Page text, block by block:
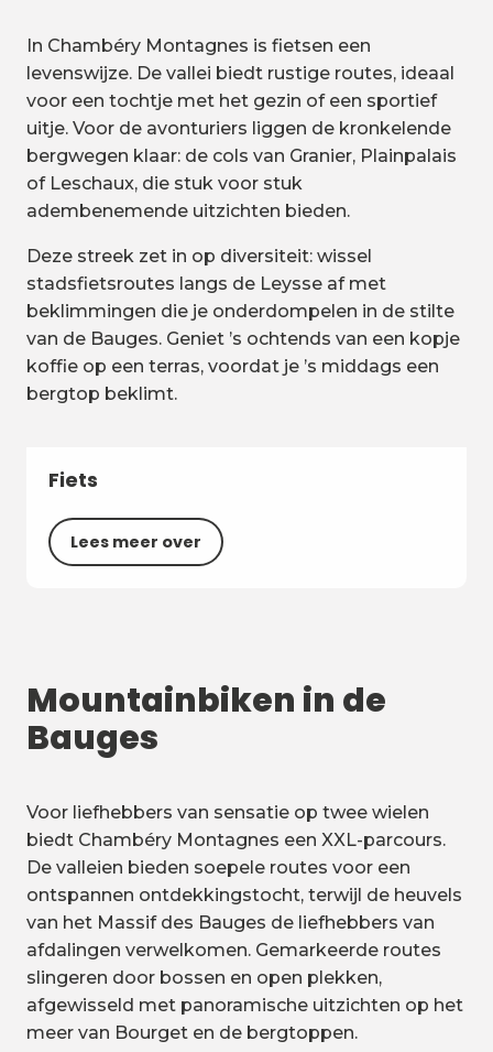
In Chambéry Montagnes is fietsen een
levenswijze. De vallei biedt rustige routes, ideaal
voor een tochtje met het gezin of een sportief
uitje. Voor de avonturiers liggen de kronkelende
bergwegen klaar: de cols van Granier, Plainpalais
of Leschaux, die stuk voor stuk
adembenemende uitzichten bieden.
Deze streek zet in op diversiteit: wissel
stadsfietsroutes langs de Leysse af met
beklimmingen die je onderdompelen in de stilte
van de Bauges. Geniet ’s ochtends van een kopje
koffie op een terras, voordat je ’s middags een
bergtop beklimt.
Fiets
Lees meer over
Mountainbiken in de
Bauges
Voor liefhebbers van sensatie op twee wielen
biedt Chambéry Montagnes een XXL-parcours.
De valleien bieden soepele routes voor een
ontspannen ontdekkingstocht, terwijl de heuvels
van het Massif des Bauges de liefhebbers van
afdalingen verwelkomen. Gemarkeerde routes
slingeren door bossen en open plekken,
afgewisseld met panoramische uitzichten op het
meer van Bourget en de bergtoppen.